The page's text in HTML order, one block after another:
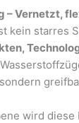
– Vernetzt,
kein starres
wird